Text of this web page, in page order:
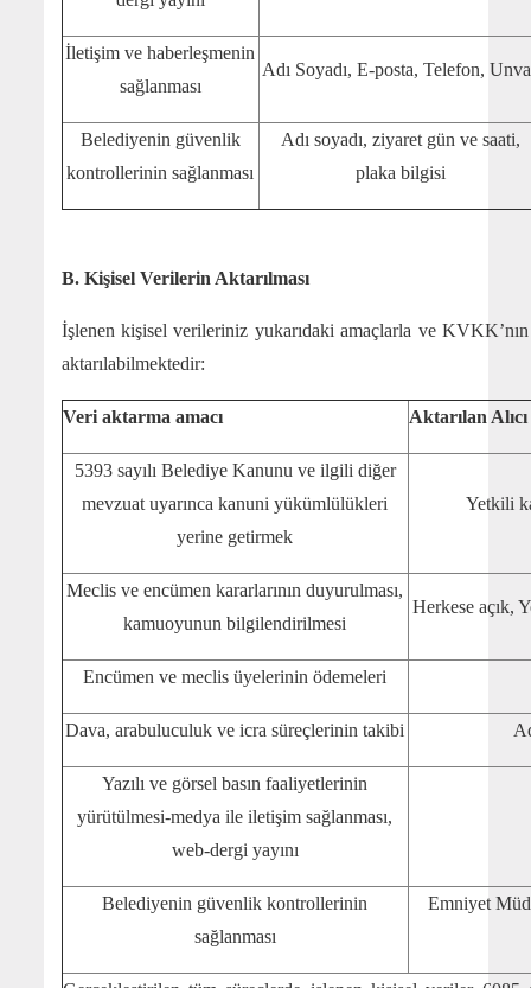
İletişim ve haberleşmenin
sağlanması
Adı Soyadı, E-posta, Telefon,
Belediyenin güvenlik
kontrollerinin sağlanması
Adı soyadı, ziyaret gün ve saati,
plaka bilgisi
B. Kişisel Verilerin Aktarılması
İşlenen kişisel verileriniz yukarıdaki amaçlarla ve
aktarılabilmektedir:
Veri aktarma amacı Aktarılan
5393 sayılı Belediye Kanunu ve ilgili diğer
mevzuat uyarınca kanuni yükümlülükleri
yerine getirmek
Yetkili
Meclis ve encümen kararlarının duyurulması,
kamuoyunun bilgilendirilmesi
Herkese açık,
Encümen ve meclis üyelerinin ödemeleri
Dava, arabuluculuk ve icra süreçlerinin takibi
Yazılı ve görsel basın faaliyetlerinin
yürütülmesi-medya ile iletişim sağlanması,
web-dergi yayını
Belediyenin güvenlik kontrollerinin
sağlanması
Emniyet